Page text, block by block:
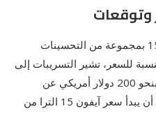
وتوقعات
من المتوقع أن يأتي هاتف آيفون 15 بمجموعة من التحسينات
للسعر، تشير التسريبات إلى
أن سعر آيفون 15 قد يشهد زيادة بنحو 200 دولار أمريكي عن
الإصدار السابق، حيث من المتوقع أن يبدأ سعر آيفون 15 الترا من